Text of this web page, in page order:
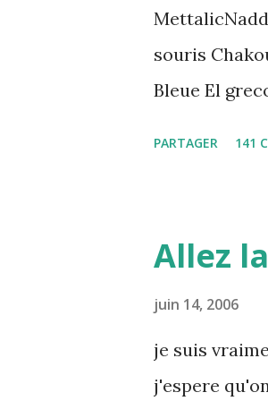
souris
Bleue El
PARTAGER 141
Allez
juin 14, 2006
je suis
j'espere